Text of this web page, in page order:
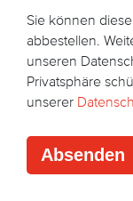
Sie können
abbestellen.
unseren
Privatsphäre
unserer